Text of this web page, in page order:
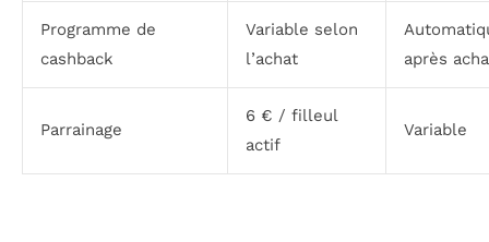
Programme de
cashback
Variable selon
l’achat
après
Parrainage
6 € / filleul
actif
Variable